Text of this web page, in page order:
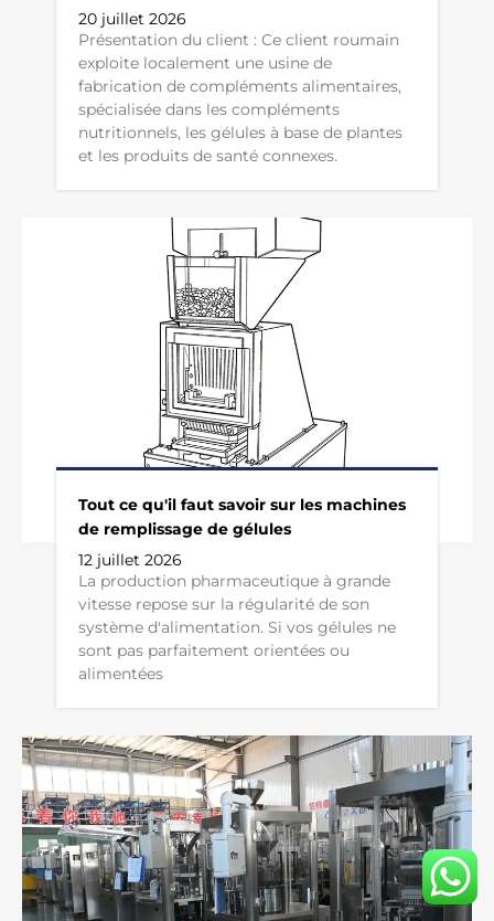
20 juillet 2026
Présentation du client : Ce client roumain
exploite localement une usine de
fabrication de compléments alimentaires,
spécialisée dans les compléments
nutritionnels, les gélules à base de plantes
et les produits de santé connexes.
Tout ce qu'il faut savoir sur les machines
de remplissage de gélules
12 juillet 2026
La production pharmaceutique à grande
vitesse repose sur la régularité de son
système d'alimentation. Si vos gélules ne
sont pas parfaitement orientées ou
alimentées